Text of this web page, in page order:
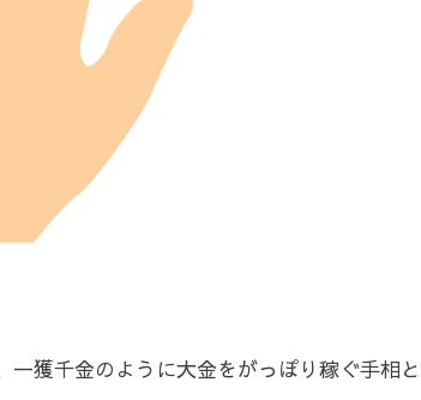
獲千金のように大金をがっぽり稼ぐ手相と